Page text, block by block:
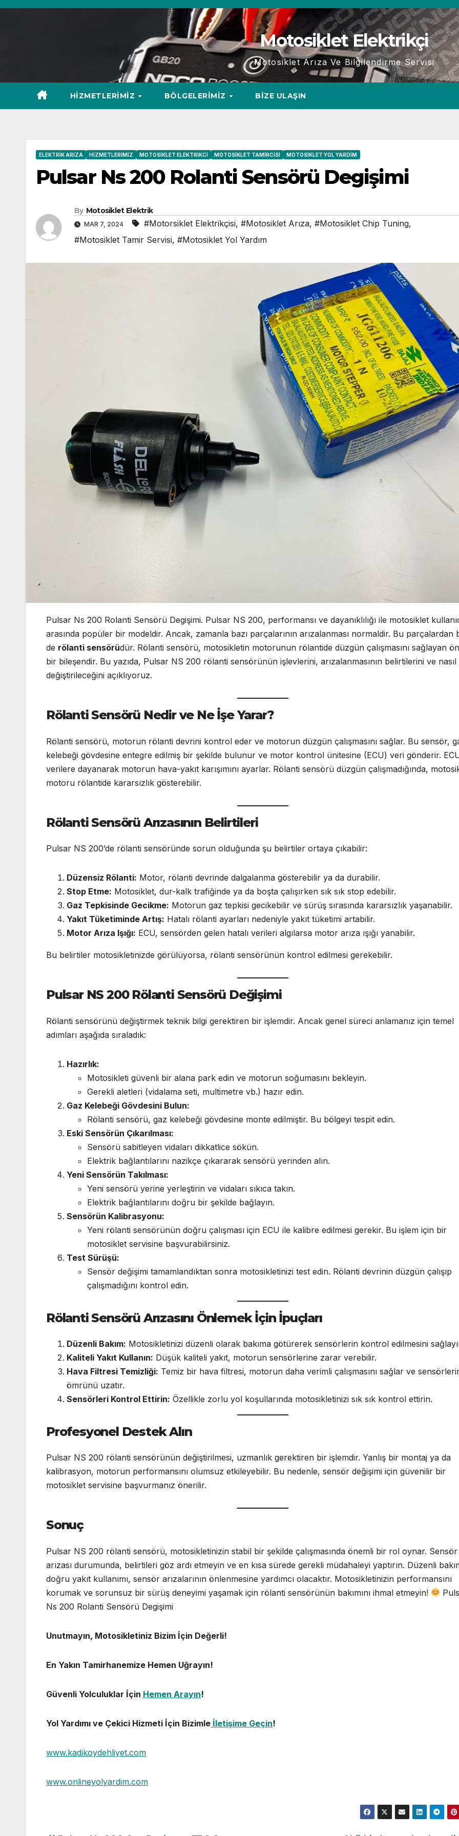
Skip
Motosiklet Elektrikçi
Motosiklet Arıza Ve Bilgilendirme Servisi
HIZMETLERIMIZ BÖLGELERIMIZ BIZE ULAŞIN
ELEKTRIK ARIZA HIZMETLERIMIZ MOTOSIKLET ELEKTRIKCI MOTOSIKLET TAMIRCISI MOTOSIKLET YOL YARDIM
Pulsar Ns 200 Rolanti Sensörü Degişimi
By Motosiklet Elektrik
MAR 7, 2024 #Motorsiklet Elektrikçisi, #Motosiklet Arıza, #Motosiklet Chip Tuning,
#Motosiklet Tamir Servisi, #Motosiklet Yol Yardım
Pulsar Ns 200 Rolanti Sensörü Degişimi. Pulsar NS 200, performansı ve dayanıklılığı ile motosiklet
arasında popüler bir modeldir. Ancak, zamanla bazı parçalarının arızalanması normaldir. Bu parçalardan
de rölanti sensörüdür. Rölanti sensörü, motosikletin motorunun rölantide düzgün çalışmasını sağlayan
bir bileşendir. Bu yazıda, Pulsar NS 200 rölanti sensörünün işlevlerini, arızalanmasının belirtilerini ve nasıl
değiştirileceğini açıklıyoruz.
Rölanti Sensörü Nedir ve Ne İşe Yarar?
Rölanti sensörü, motorun rölanti devrini kontrol eder ve motorun düzgün çalışmasını sağlar. Bu sensör,
kelebeği gövdesine entegre edilmiş bir şekilde bulunur ve motor kontrol ünitesine (ECU) veri gönderir.
verilere dayanarak motorun hava-yakıt karışımını ayarlar. Rölanti sensörü düzgün çalışmadığında,
motoru rölantide kararsızlık gösterebilir.
Rölanti Sensörü Arızasının Belirtileri
Pulsar NS 200’de rölanti sensöründe sorun olduğunda şu belirtiler ortaya çıkabilir:
Düzensiz Rölanti: Motor, rölanti devrinde dalgalanma gösterebilir ya da durabilir.
Stop Etme: Motosiklet, dur-kalk trafiğinde ya da boşta çalışırken sık sık stop edebilir.
Gaz Tepkisinde Gecikme: Motorun gaz tepkisi gecikebilir ve sürüş sırasında kararsızlık yaşanabilir.
Yakıt Tüketiminde Artış: Hatalı rölanti ayarları nedeniyle yakıt tüketimi artabilir.
Motor Arıza Işığı: ECU, sensörden gelen hatalı verileri algılarsa motor arıza ışığı yanabilir.
Bu belirtiler motosikletinizde görülüyorsa, rölanti sensörünün kontrol edilmesi gerekebilir.
Pulsar NS 200 Rölanti Sensörü Değişimi
Rölanti sensörünü değiştirmek teknik bilgi gerektiren bir işlemdir. Ancak genel süreci anlamanız için temel
adımları aşağıda sıraladık:
Hazırlık:
Motosikleti güvenli bir alana park edin ve motorun soğumasını bekleyin.
Gerekli aletleri (vidalama seti, multimetre vb.) hazır edin.
Gaz Kelebeği Gövdesini Bulun:
Rölanti sensörü, gaz kelebeği gövdesine monte edilmiştir. Bu bölgeyi tespit edin.
Eski Sensörün Çıkarılması:
Sensörü sabitleyen vidaları dikkatlice sökün.
Elektrik bağlantılarını nazikçe çıkararak sensörü yerinden alın.
Yeni Sensörün Takılması:
Yeni sensörü yerine yerleştirin ve vidaları sıkıca takın.
Elektrik bağlantılarını doğru bir şekilde bağlayın.
Sensörün Kalibrasyonu:
Yeni rölanti sensörünün doğru çalışması için ECU ile kalibre edilmesi gerekir. Bu işlem için bir
motosiklet servisine başvurabilirsiniz.
Test Sürüşü:
Sensör değişimi tamamlandıktan sonra motosikletinizi test edin. Rölanti devrinin düzgün çalışıp
çalışmadığını kontrol edin.
Rölanti Sensörü Arızasını Önlemek İçin İpuçları
Düzenli Bakım: Motosikletinizi düzenli olarak bakıma götürerek sensörlerin kontrol edilmesini
Kaliteli Yakıt Kullanın: Düşük kaliteli yakıt, motorun sensörlerine zarar verebilir.
Hava Filtresi Temizliği: Temiz bir hava filtresi, motorun daha verimli çalışmasını sağlar ve
ömrünü uzatır.
Sensörleri Kontrol Ettirin: Özellikle zorlu yol koşullarında motosikletinizi sık sık kontrol ettirin.
Profesyonel Destek Alın
Pulsar NS 200 rölanti sensörünün değiştirilmesi, uzmanlık gerektiren bir işlemdir. Yanlış bir montaj ya da
kalibrasyon, motorun performansını olumsuz etkileyebilir. Bu nedenle, sensör değişimi için güvenilir bir
motosiklet servisine başvurmanız önerilir.
Sonuç
Pulsar NS 200 rölanti sensörü, motosikletinizin stabil bir şekilde çalışmasında önemli bir rol oynar. Sensör
arızası durumunda, belirtileri göz ardı etmeyin ve en kısa sürede gerekli müdahaleyi yaptırın. Düzenli
doğru yakıt kullanımı, sensör arızalarının önlenmesine yardımcı olacaktır. Motosikletinizin performansını
korumak ve sorunsuz bir sürüş deneyimi yaşamak için rölanti sensörünün bakımını ihmal etmeyin!
Ns 200 Rolanti Sensörü Degişimi
Unutmayın, Motosikletiniz Bizim İçin Değerli!
En Yakın Tamirhanemize Hemen Uğrayın!
Güvenli Yolculuklar İçin Hemen Arayın!
Yol Yardımı ve Çekici Hizmeti İçin Bizimle İletişime Geçin!
www.kadikoydehliyet.com
www.onlineyolyardim.com